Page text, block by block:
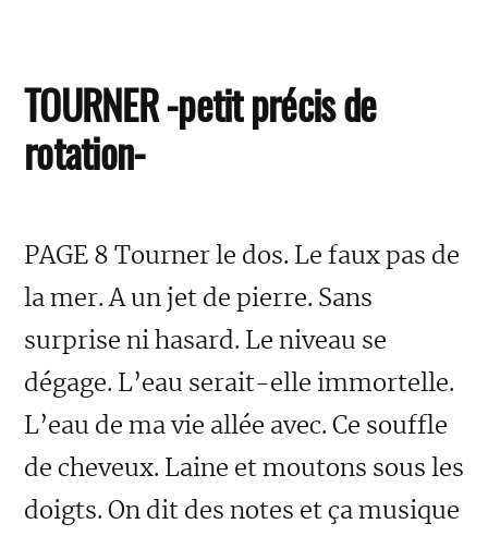
TOURNER -petit précis de
rotation-
PAGE 8 Tourner le dos. Le faux pas de
la mer. A un jet de pierre. Sans
surprise ni hasard. Le niveau se
dégage. L’eau serait-elle immortelle.
L’eau de ma vie allée avec. Ce souffle
de cheveux. Laine et moutons sous les
doigts. On dit des notes et ça musique